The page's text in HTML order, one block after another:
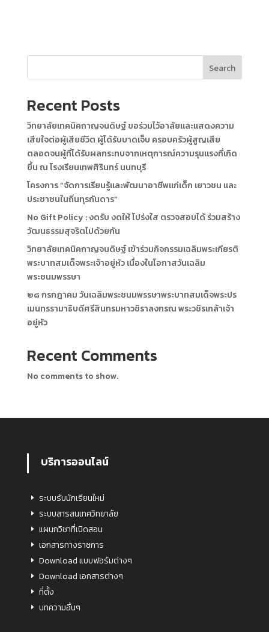
Search
Recent Posts
วิทยาลัยเทคนิคกาญจนดิษฐ์ ขอร่วมไว้อาลัยและแสดงความ
เสียใจต่อผู้เสียชีวิต ผู้ได้รับบาดเจ็บ ครอบครัวผู้สูญเสีย
ตลอดจนผู้ที่ได้รับผลกระทบจากเหตุการณ์ความรุนแรงที่เกิด
ขึ้น ณ โรงเรียนเทพศิรินทร์ นนทบุรี
โครงการ “จัดการเรียนรู้และพัฒนาอาชีพแก่เด็ก เยาวชน และ
ประชาชนในถิ่นทุรกันดาร”
No Gift Policy : งดรับ งดให้ โปร่งใส ตรวจสอบได้ ร่วมสร้าง
วัฒนธรรมสุจริตไปด้วยกัน
วิทยาลัยเทคนิคกาญจนดิษฐ์ เข้าร่วมกิจกรรมเฉลิมพระเกียรติ
พระบาทสมเด็จพระเจ้าอยู่หัว เนื่องในโอกาสวันเฉลิม
พระชนมพรรษา
๒๘ กรกฎาคม วันเฉลิมพระชนมพรรษาพระบาทสมเด็จพระปร
เมนทรรามาธิบดีศรีสินทรมหาวชิราลงกรณ พระวชิรเกล้าเจ้า
อยู่หัว
Recent Comments
No comments to show.
บริการออนไลน์
ระบบรับนักเรียนใหม่
ระบบสารสนเทศวิทยาลัย
แผนกวิชาที่เปิดสอน
เอกสารทางราชการ
Download แบบฟอร์มต่างๆ
Download เอกสารต่างๆ
ที่ตั้ง
บทความอื่นๆ